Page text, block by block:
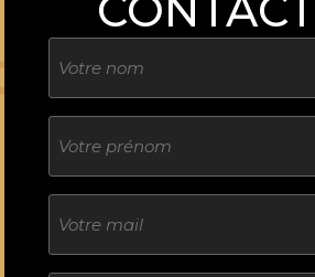
CONTACT
titre
mail